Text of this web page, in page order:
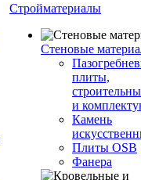
Стройматериалы
Стеновые
плиты,
и
Камень
Плиты OSB
Фанера